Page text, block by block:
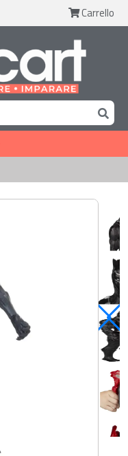
Carrello